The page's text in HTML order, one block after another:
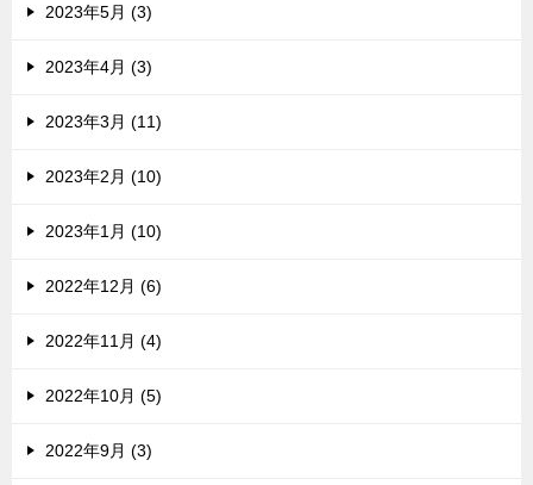
2023年5月 (3)
2023年4月 (3)
2023年3月 (11)
2023年2月 (10)
2023年1月 (10)
2022年12月 (6)
2022年11月 (4)
2022年10月 (5)
2022年9月 (3)